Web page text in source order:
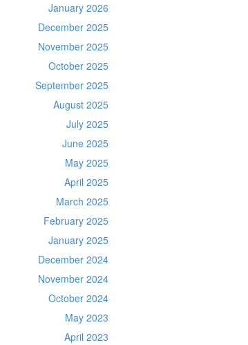
January 2026
December 2025
November 2025
October 2025
September 2025
August 2025
July 2025
June 2025
May 2025
April 2025
March 2025
February 2025
January 2025
December 2024
November 2024
October 2024
May 2023
April 2023